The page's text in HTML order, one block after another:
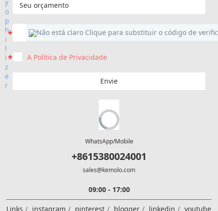
A Política de Privacidade
Envie
WhatsApp/Mobile
+8615380024001
sales@kemolo.com
09:00 - 17:00
Links instagram pinterest blogger linkedin youtube